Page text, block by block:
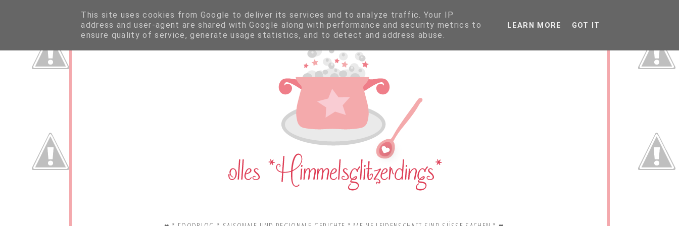
This site uses cookies from Google to deliver its services and to analyze traffic. Your IP
address and user-agent are shared with Google along with performance and security metrics to
ensure quality of service, generate usage statistics, and to detect and address abuse.
LEARN MORE GOT IT